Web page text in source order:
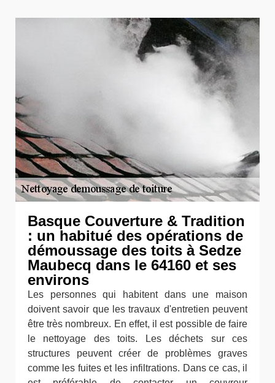
Basque Couverture & Tradition
: un habitué des opérations de
démoussage des toits à Sedze
Maubecq dans le 64160 et ses
environs
Les personnes qui habitent dans une maison
doivent savoir que les travaux d'entretien peuvent
être très nombreux. En effet, il est possible de faire
le nettoyage des toits. Les déchets sur ces
structures peuvent créer de problèmes graves
comme les fuites et les infiltrations. Dans ce cas, il